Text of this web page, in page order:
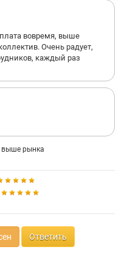
вовремя, выше
Очень радует,
каждый раз
выше рынка
Ответить